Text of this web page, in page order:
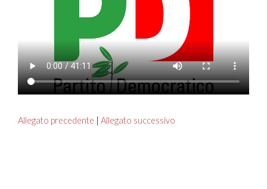
Allegato precedente | Allegato successivo